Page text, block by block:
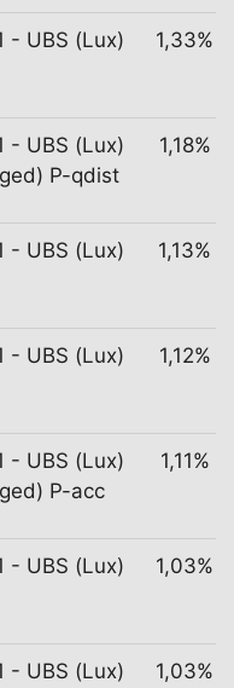
- UBS (Lux)
1,33%
- UBS (Lux)
P-qdist
1,18%
- UBS (Lux)
1,13%
- UBS (Lux)
1,12%
- UBS (Lux)
P-acc
1,11%
- UBS (Lux)
1,03%
- UBS (Lux)
1,03%